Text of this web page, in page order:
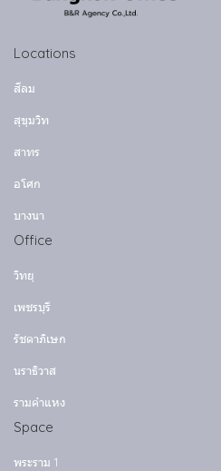
Locations
สีลม
สุขุมวิท
สาทร
อโศก
บางนา
Office
วิทยุ
เพชรบุรี
รัชดาภิเษก
นราธิวาส
รามคำแหง
Space
พระราม 1